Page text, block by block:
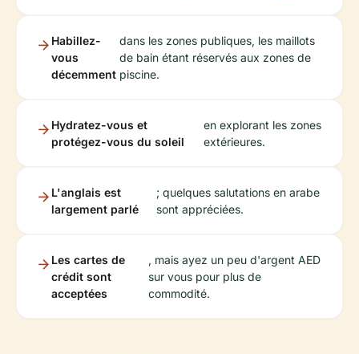
Habillez-
vous
décemment
dans les zones publiques, les maillots
de bain étant réservés aux zones de
piscine.
Hydratez-vous et
protégez-vous du soleil
en explorant les zones
extérieures.
L'anglais est
largement parlé
; quelques salutations en arabe
sont appréciées.
Les cartes de
crédit sont
acceptées
, mais ayez un peu d'argent AED
sur vous pour plus de
commodité.